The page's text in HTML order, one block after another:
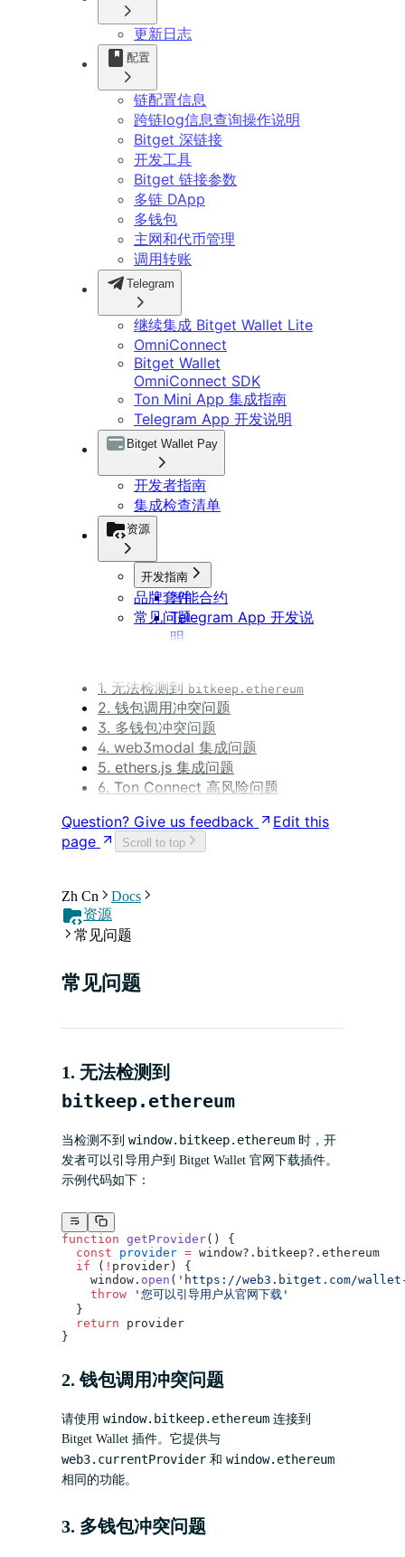
更新日志
配置
链配置信息
跨链log信息查询操作说明
Bitget 深链接
开发工具
Bitget 链接参数
多链 DApp
多钱包
主网和代币管理
调用转账
Telegram
继续集成 Bitget Wallet Lite
OmniConnect
Bitget Wallet
OmniConnect SDK
Ton Mini App 集成指南
Telegram App 开发说明
Bitget Wallet Pay
开发者指南
集成检查清单
资源
开发指南
智能合约
Telegram App 开发说
明
品牌套件
常见问题
1. 无法检测到 bitkeep.ethereum
2. 钱包调用冲突问题
3. 多钱包冲突问题
4. web3modal 集成问题
5. ethers.js 集成问题
6. Ton Connect 高风险问题
Question? Give us feedback
Edit this
page
Scroll to top
Zh Cn
Docs
资源
常见问题
常见问题
1. 无法检测到
bitkeep.ethereum
当检测不到 window.bitkeep.ethereum 时，开
发者可以引导用户到 Bitget Wallet 官网下载插件。
示例代码如下：
function getProvider() {
  const
provider = window?.bitkeep?.ethereum
  if
( ! provider) {
    window.
open ( 'https://web3.bitget.com/wallet-
    throw
'您可以引导用户从官网下载'
  }
  return
provider
}
2. 钱包调用冲突问题
请使用 window.bitkeep.ethereum 连接到
Bitget Wallet 插件。它提供与
web3.currentProvider 和 window.ethereum
相同的功能。
3. 多钱包冲突问题